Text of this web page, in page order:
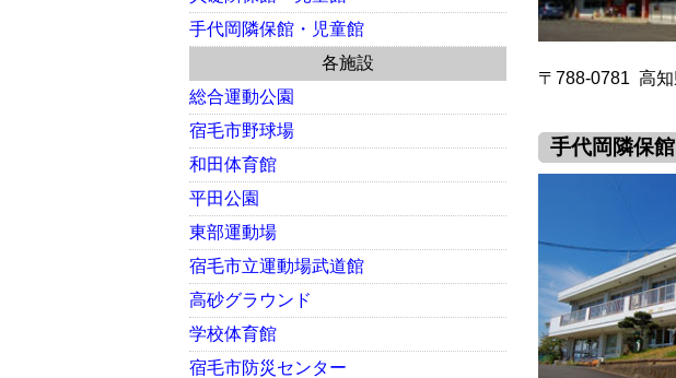
〒788-0781 高
手代岡隣保
手代岡隣保館・児童館
各施設
総合運動公園
宿毛市野球場
和田体育館
平田公園
東部運動場
宿毛市立運動場武道館
高砂グラウンド
学校体育館
宿毛市防災センター